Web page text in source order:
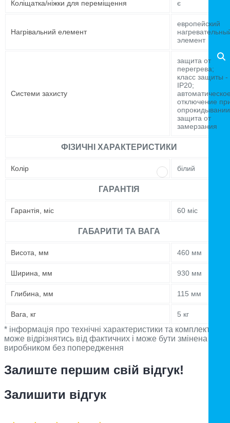
Коліщатка/ніжки для переміщення є
Нагрівальний елемент
европейский
элемент
Системи захисту
защита от
перегрева;
класс защиты -
IP20;
отключение
защита от
замерзания
ФІЗИЧНІ ХАРАКТЕРИСТИКИ
Колір білий
ГАРАНТІЯ
Гарантія, міс 60 міс
ГАБАРИТИ ТА ВАГА
Висота, мм 460 мм
Ширина, мм 930 мм
Глибина, мм 115 мм
Вага, кг 5 кг
* інформація про технічні характеристики та комплектацію
може відрізнятись від фактичних і може бути змінена
виробником без попередження
Залиште першим свій відгук!
Залишити відгук